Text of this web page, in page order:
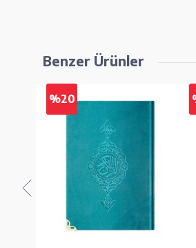
Benzer Ürünler
%20